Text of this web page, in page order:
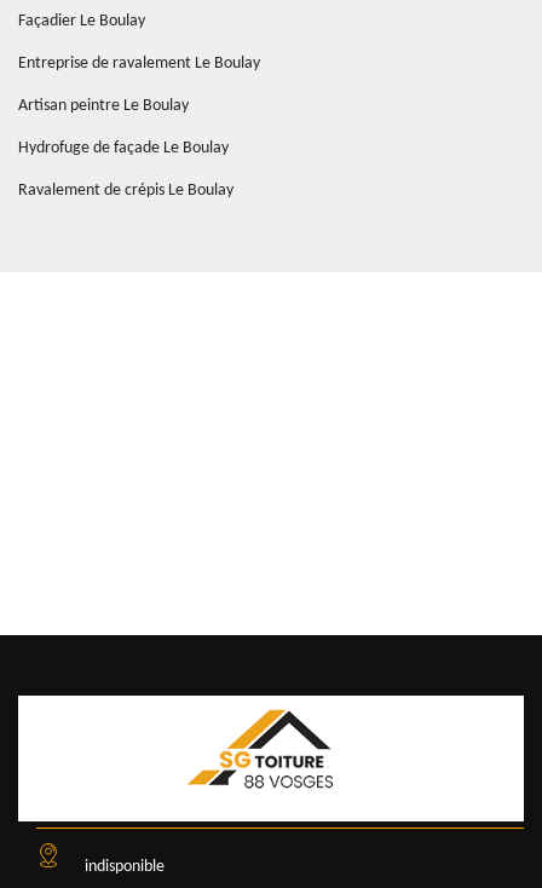
Façadier Le Boulay
Entreprise de ravalement Le Boulay
Artisan peintre Le Boulay
Hydrofuge de façade Le Boulay
Ravalement de crépis Le Boulay
indisponible